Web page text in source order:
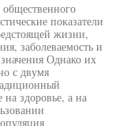
показатели
жизни,
заболеваемость и
Однако их
с двумя
здоровье, а на